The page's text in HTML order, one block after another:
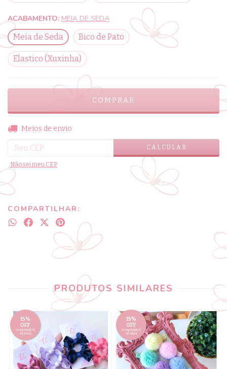
ACABAMENTO: MEIA DE SEDA
Meia de Seda
Bico de Pato
Elastico (Xuxinha)
Entregas para o CEP:
Meios de envio
CALCULAR
Não sei meu CEP
COMPARTILHAR:
PRODUTOS SIMILARES
15%
OFF
comprando 4
ou mais
15%
OFF
comprando 4
ou mais